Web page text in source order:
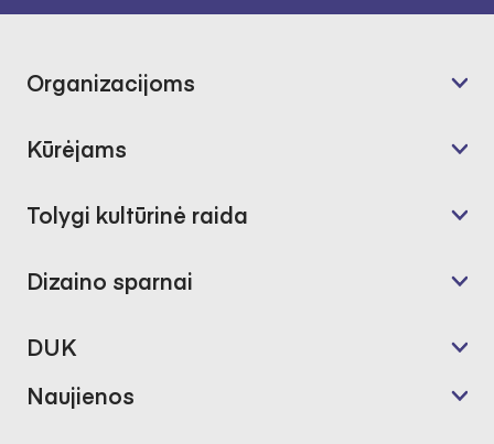
Organizacijoms
Kūrėjams
Tolygi kultūrinė raida
Dizaino sparnai
DUK
Naujienos